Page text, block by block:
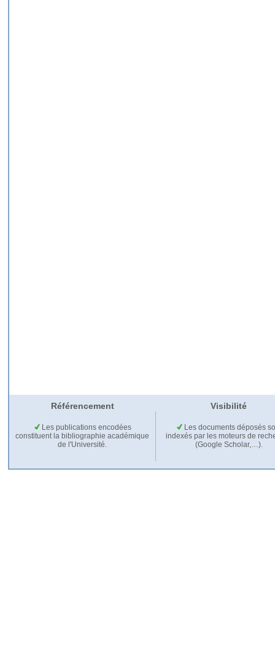
Référencement Visibilité
Les publications encodées
constituent la bibliographie académique
de l'Université.
Les documents déposés
indexés par les moteurs de
(Google Scholar,…).